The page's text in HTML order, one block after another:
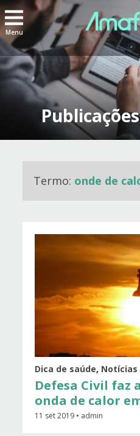
Menu
Termo: onde de
Dica de saúde, Notícias
Defesa Civil faz
onda de calor
11 set 2019 • admin